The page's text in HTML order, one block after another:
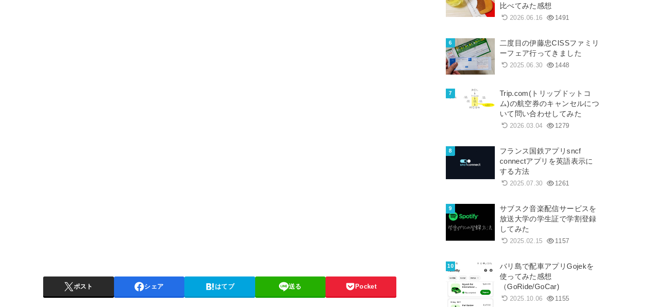
ポスト シェア はてブ 送る Pocket
比べてみた感想
2026.06.16 1491
二度目の伊藤忠CISSファミリ
ーフェア行ってきました
2025.06.30 1448
Trip.com(トリップドットコ
ム)の航空券のキャンセルにつ
いて問い合わせしてみた
2026.03.04 1279
フランス国鉄アプリsncf
connectアプリを英語表示に
する方法
2025.07.30 1261
サブスク音楽配信サービスを
放送大学の学生証で学割登録
してみた
2025.02.15 1157
バリ島で配車アプリGojekを
使ってみた感想
（GoRide/GoCar)
2025.10.06 1155